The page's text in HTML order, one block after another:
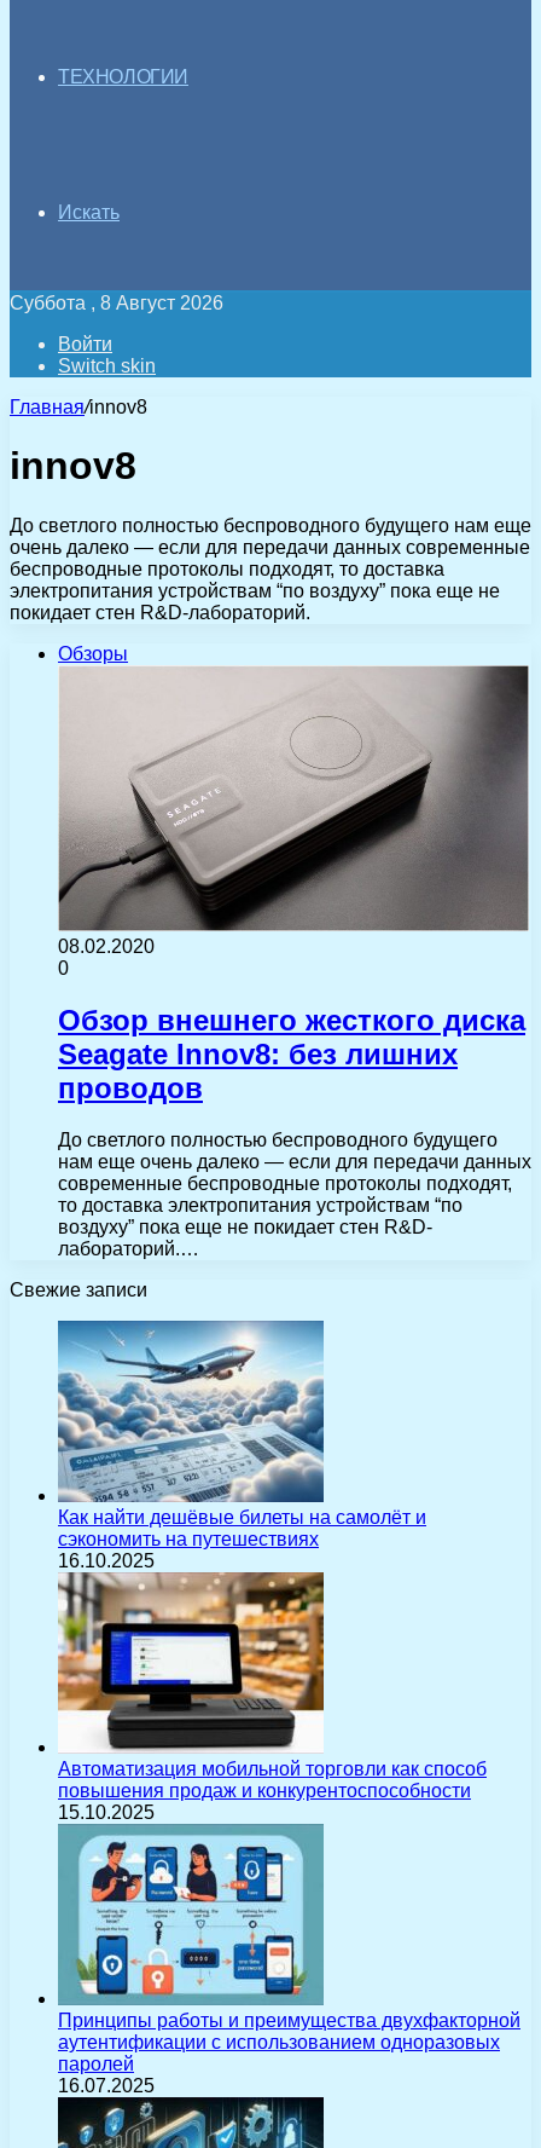
ТЕХНОЛОГИИ
Искать
Суббота , 8 Август 2026
Войти
Switch skin
Главная/innov8
innov8
До светлого полностью беспроводного будущего нам еще
очень далеко — если для передачи данных современные
беспроводные протоколы подходят, то доставка
электропитания устройствам “по воздуху” пока еще не
покидает стен R&D-лабораторий.
Обзоры
08.02.2020
0
Обзор внешнего жесткого диска
Seagate Innov8: без лишних
проводов
До светлого полностью беспроводного будущего
нам еще очень далеко — если для передачи данных
современные беспроводные протоколы подходят,
то доставка электропитания устройствам “по
воздуху” пока еще не покидает стен R&D-
лабораторий.…
Свежие записи
Как найти дешёвые билеты на самолёт и
сэкономить на путешествиях
16.10.2025
Автоматизация мобильной торговли как способ
повышения продаж и конкурентоспособности
15.10.2025
Принципы работы и преимущества двухфакторной
аутентификации с использованием одноразовых
паролей
16.07.2025